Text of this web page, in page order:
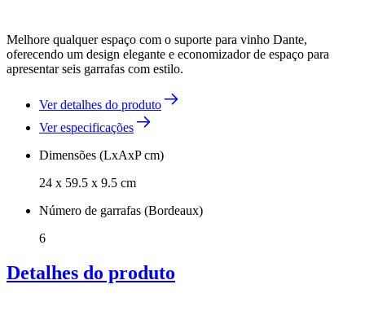
Melhore qualquer espaço com o suporte para vinho Dante,
oferecendo um design elegante e economizador de espaço para
apresentar seis garrafas com estilo.
Ver detalhes do produto
Ver especificações
Dimensões (LxAxP cm)
24 x 59.5 x 9.5 cm
Número de garrafas (Bordeaux)
6
Detalhes do produto